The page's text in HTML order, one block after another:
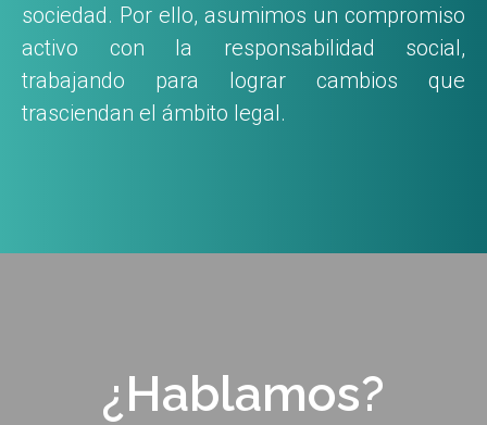
sociedad. Por ello, asumimos un compromiso
activo con la responsabilidad social,
trabajando para lograr cambios que
trasciendan el ámbito legal.
¿Hablamos?